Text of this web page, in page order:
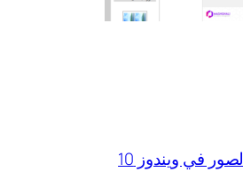
في ويندوز 10